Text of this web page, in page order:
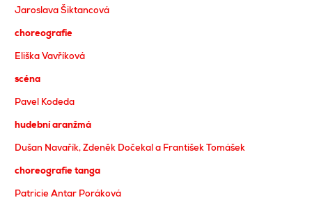
Jaroslava Šiktancová
choreografie
Eliška Vavříková
scéna
Pavel Kodeda
hudební aranžmá
Dušan Navařík, Zdeněk Dočekal a František Tomášek
choreografie tanga
Patricie Antar Poráková